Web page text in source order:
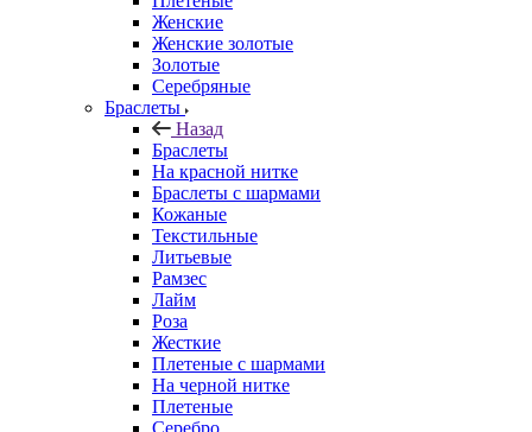
Женские
Женские золотые
Золотые
Серебряные
Браслеты
Назад
Браслеты
На красной нитке
Браслеты с шармами
Кожаные
Текстильные
Литьевые
Рамзес
Лайм
Роза
Жесткие
Плетеные с шармами
На черной нитке
Плетеные
Серебро